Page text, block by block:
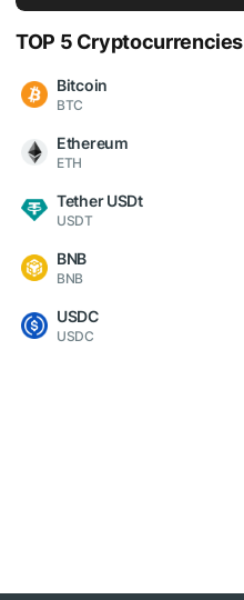
TOP 5 Cryptocurrencies
Bitcoin
BTC
Ethereum
ETH
Tether USDt
USDT
BNB
BNB
USDC
USDC